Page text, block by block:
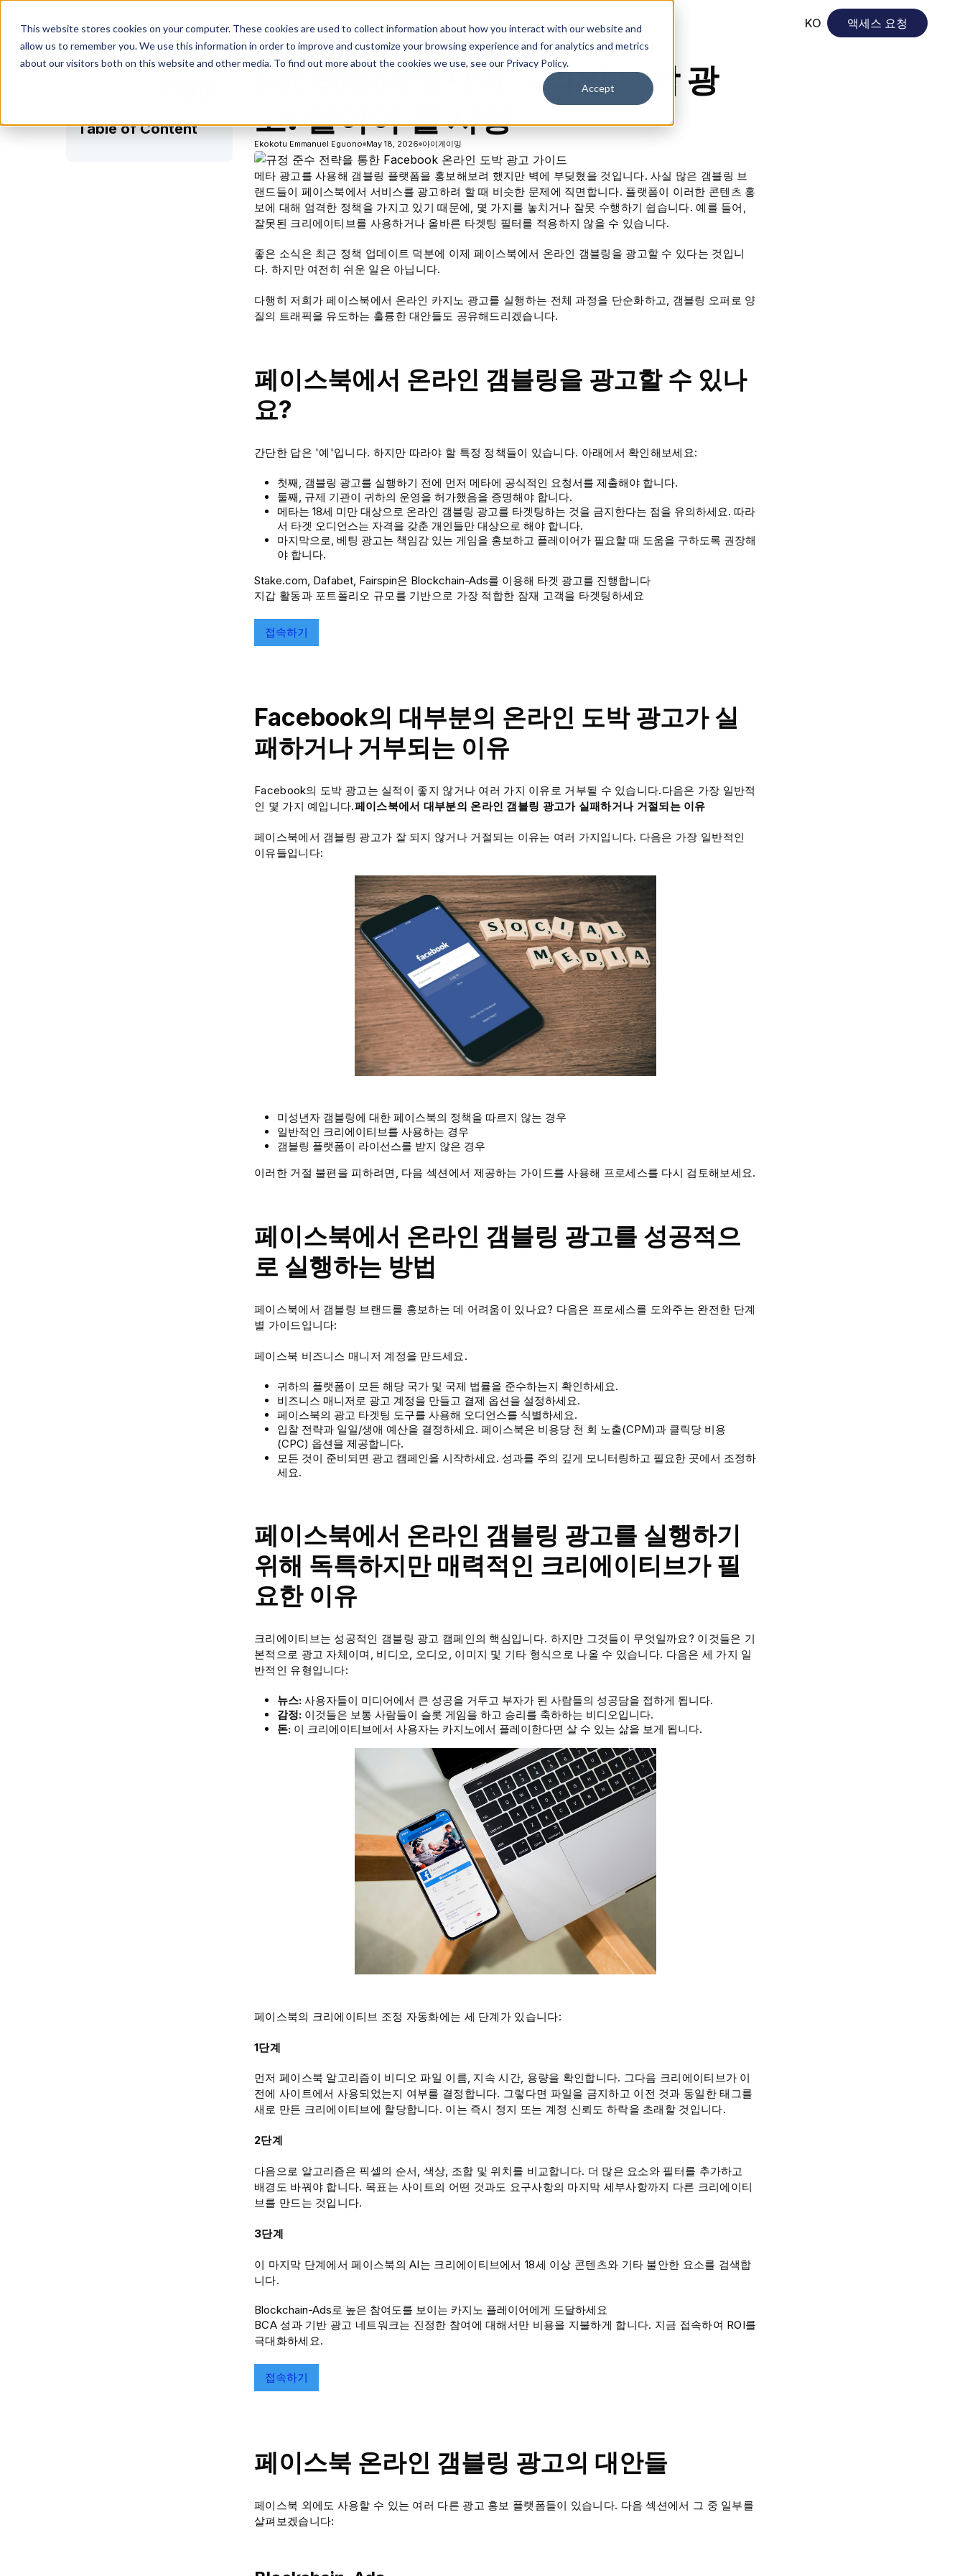
This website stores cookies on your computer. These cookies are used to collect information about how you interact with our website and
allow us to remember you. We use this information in order to improve and customize your browsing experience and for analytics and metrics
about our visitors both on this website and other media. To find out more about the cookies we use, see our Privacy Policy.
Accept
솔루션 플랫폼 리소스 KO 액세스 요청
Table of Content
Facebook에서의 온라인 도박 광
고: 알아야 할 사항
Ekokotu Emmanuel Eguono May 18, 2026 아이게이밍
메타 광고를 사용해 갬블링 플랫폼을 홍보해보려 했지만 벽에 부딪혔을 것입니다. 사실 많은 갬블링 브
랜드들이 페이스북에서 서비스를 광고하려 할 때 비슷한 문제에 직면합니다. 플랫폼이 이러한 콘텐츠 홍
보에 대해 엄격한 정책을 가지고 있기 때문에, 몇 가지를 놓치거나 잘못 수행하기 쉽습니다. 예를 들어,
잘못된 크리에이티브를 사용하거나 올바른 타겟팅 필터를 적용하지 않을 수 있습니다.
좋은 소식은 최근 정책 업데이트 덕분에 이제 페이스북에서 온라인 갬블링을 광고할 수 있다는 것입니
다. 하지만 여전히 쉬운 일은 아닙니다.
다행히 저희가 페이스북에서 온라인 카지노 광고를 실행하는 전체 과정을 단순화하고, 갬블링 오퍼로 양
질의 트래픽을 유도하는 훌륭한 대안들도 공유해드리겠습니다.
페이스북에서 온라인 갬블링을 광고할 수 있나
요?
간단한 답은 '예'입니다. 하지만 따라야 할 특정 정책들이 있습니다. 아래에서 확인해보세요:
첫째, 갬블링 광고를 실행하기 전에 먼저 메타에 공식적인 요청서를 제출해야 합니다.
둘째, 규제 기관이 귀하의 운영을 허가했음을 증명해야 합니다.
메타는 18세 미만 대상으로 온라인 갬블링 광고를 타겟팅하는 것을 금지한다는 점을 유의하세요. 따라
서 타겟 오디언스는 자격을 갖춘 개인들만 대상으로 해야 합니다.
마지막으로, 베팅 광고는 책임감 있는 게임을 홍보하고 플레이어가 필요할 때 도움을 구하도록 권장해
야 합니다.
Stake.com, Dafabet, Fairspin은 Blockchain-Ads를 이용해 타겟 광고를 진행합니다
지갑 활동과 포트폴리오 규모를 기반으로 가장 적합한 잠재 고객을 타겟팅하세요
접속하기
Facebook의 대부분의 온라인 도박 광고가 실
패하거나 거부되는 이유
Facebook의 도박 광고는 실적이 좋지 않거나 여러 가지 이유로 거부될 수 있습니다.다음은 가장 일반적
인 몇 가지 예입니다.페이스북에서 대부분의 온라인 갬블링 광고가 실패하거나 거절되는 이유
페이스북에서 갬블링 광고가 잘 되지 않거나 거절되는 이유는 여러 가지입니다. 다음은 가장 일반적인
이유들입니다:
미성년자 갬블링에 대한 페이스북의 정책을 따르지 않는 경우
일반적인 크리에이티브를 사용하는 경우
갬블링 플랫폼이 라이선스를 받지 않은 경우
이러한 거절 불편을 피하려면, 다음 섹션에서 제공하는 가이드를 사용해 프로세스를 다시 검토해보세요.
페이스북에서 온라인 갬블링 광고를 성공적으
로 실행하는 방법
페이스북에서 갬블링 브랜드를 홍보하는 데 어려움이 있나요? 다음은 프로세스를 도와주는 완전한 단계
별 가이드입니다:
페이스북 비즈니스 매니저 계정을 만드세요.
귀하의 플랫폼이 모든 해당 국가 및 국제 법률을 준수하는지 확인하세요.
비즈니스 매니저로 광고 계정을 만들고 결제 옵션을 설정하세요.
페이스북의 광고 타겟팅 도구를 사용해 오디언스를 식별하세요.
입찰 전략과 일일/생애 예산을 결정하세요. 페이스북은 비용당 천 회 노출(CPM)과 클릭당 비용
(CPC) 옵션을 제공합니다.
모든 것이 준비되면 광고 캠페인을 시작하세요. 성과를 주의 깊게 모니터링하고 필요한 곳에서 조정하
세요.
페이스북에서 온라인 갬블링 광고를 실행하기
위해 독특하지만 매력적인 크리에이티브가 필
요한 이유
크리에이티브는 성공적인 갬블링 광고 캠페인의 핵심입니다. 하지만 그것들이 무엇일까요? 이것들은 기
본적으로 광고 자체이며, 비디오, 오디오, 이미지 및 기타 형식으로 나올 수 있습니다. 다음은 세 가지 일
반적인 유형입니다:
뉴스: 사용자들이 미디어에서 큰 성공을 거두고 부자가 된 사람들의 성공담을 접하게 됩니다.
감정: 이것들은 보통 사람들이 슬롯 게임을 하고 승리를 축하하는 비디오입니다.
돈: 이 크리에이티브에서 사용자는 카지노에서 플레이한다면 살 수 있는 삶을 보게 됩니다.
페이스북의 크리에이티브 조정 자동화에는 세 단계가 있습니다:
1단계
먼저 페이스북 알고리즘이 비디오 파일 이름, 지속 시간, 용량을 확인합니다. 그다음 크리에이티브가 이
전에 사이트에서 사용되었는지 여부를 결정합니다. 그렇다면 파일을 금지하고 이전 것과 동일한 태그를
새로 만든 크리에이티브에 할당합니다. 이는 즉시 정지 또는 계정 신뢰도 하락을 초래할 것입니다.
2단계
다음으로 알고리즘은 픽셀의 순서, 색상, 조합 및 위치를 비교합니다. 더 많은 요소와 필터를 추가하고
배경도 바꿔야 합니다. 목표는 사이트의 어떤 것과도 요구사항의 마지막 세부사항까지 다른 크리에이티
브를 만드는 것입니다.
3단계
이 마지막 단계에서 페이스북의 AI는 크리에이티브에서 18세 이상 콘텐츠와 기타 불안한 요소를 검색합
니다.
Blockchain-Ads로 높은 참여도를 보이는 카지노 플레이어에게 도달하세요
BCA 성과 기반 광고 네트워크는 진정한 참여에 대해서만 비용을 지불하게 합니다. 지금 접속하여 ROI를
극대화하세요.
접속하기
페이스북 온라인 갬블링 광고의 대안들
페이스북 외에도 사용할 수 있는 여러 다른 광고 홍보 플랫폼들이 있습니다. 다음 섹션에서 그 중 일부를
살펴보겠습니다: